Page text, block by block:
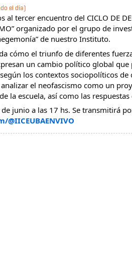
el día)
al tercer encuentro del CICLO DE
organizado por el grupo de
de nuestro Instituto.
cómo el triunfo de diferentes
un cambio político global que
los contextos sociopolíticos de
el neofascismo como un
la escuela, así como las
junio a las 17 hs. Se transmitirá